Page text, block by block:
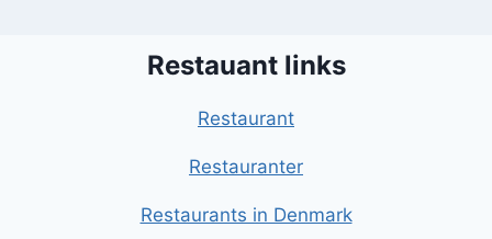
Restauant links
Restaurant
Restauranter
Restaurants in Denmark